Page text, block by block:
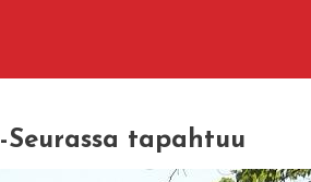
Seurassa tapahtuu